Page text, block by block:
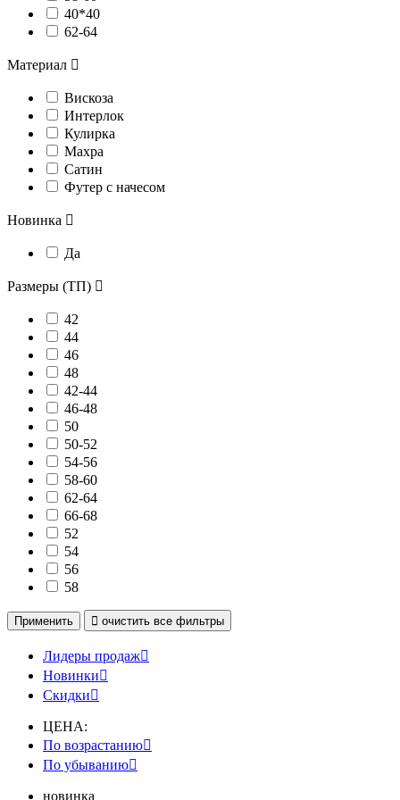
40*40
62-64
Материал 
Вискоза
Интерлок
Кулирка
Махра
Сатин
Футер с начесом
Новинка 
Да
Размеры (ТП) 
42
44
46
48
42-44
46-48
50
50-52
54-56
58-60
62-64
66-68
52
54
56
58
Применить  очистить все фильтры
Лидеры продаж
Новинки
Скидки
ЦЕНА:
По возрастанию
По убыванию
новинка